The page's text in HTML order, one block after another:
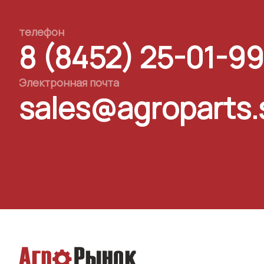
телефон
8 (8452) 25-01-99
Электронная почта